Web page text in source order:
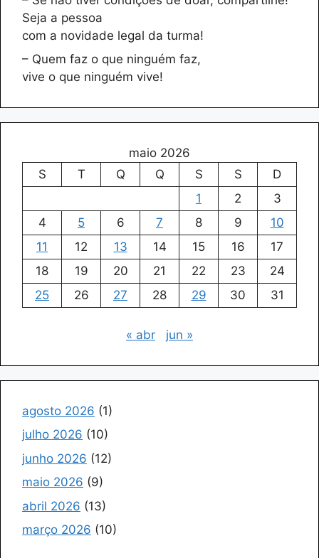
Seja a pessoa
com a novidade legal da turma!
– Quem faz o que ninguém faz,
vive o que ninguém vive!
maio 2026
S
T Q Q S S
D
1
2
3
4
5 6 7 8 9
10
11
12 13 14 15 16
17
18
19 20 21 22 23
24
25
26 27 28 29 30 31
« abr jun »
agosto 2026 (1)
julho 2026 (10)
junho 2026 (12)
maio 2026 (9)
abril 2026 (13)
março 2026 (10)